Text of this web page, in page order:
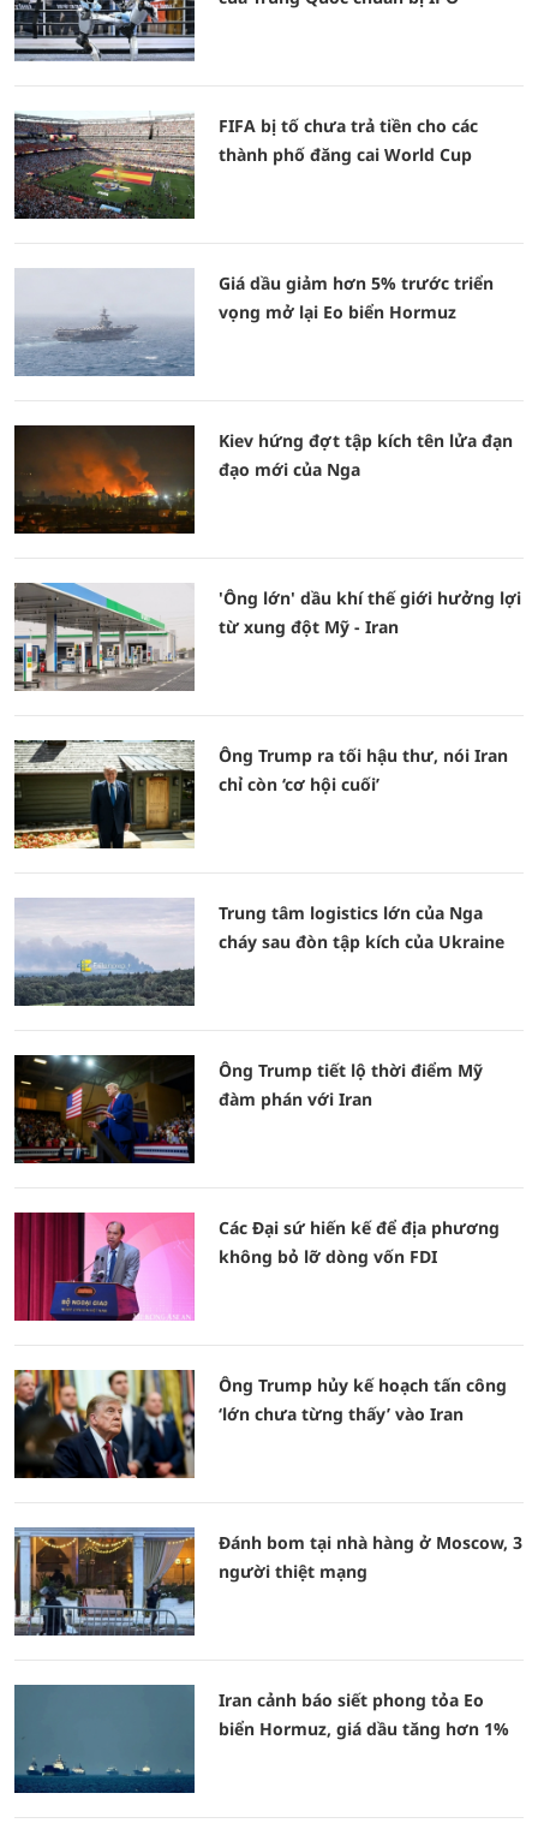
FIFA bị tố chưa trả tiền cho các
thành phố đăng cai World Cup
Giá dầu giảm hơn 5% trước triển
vọng mở lại Eo biển Hormuz
Kiev hứng đợt tập kích tên lửa đạn
đạo mới của Nga
'Ông lớn' dầu khí thế giới hưởng lợi
từ xung đột Mỹ - Iran
Ông Trump ra tối hậu thư, nói Iran
chỉ còn ‘cơ hội cuối’
Trung tâm logistics lớn của Nga
cháy sau đòn tập kích của Ukraine
Ông Trump tiết lộ thời điểm Mỹ
đàm phán với Iran
Các Đại sứ hiến kế để địa phương
không bỏ lỡ dòng vốn FDI
Ông Trump hủy kế hoạch tấn công
‘lớn chưa từng thấy’ vào Iran
Đánh bom tại nhà hàng ở Moscow, 3
người thiệt mạng
Iran cảnh báo siết phong tỏa Eo
biển Hormuz, giá dầu tăng hơn 1%